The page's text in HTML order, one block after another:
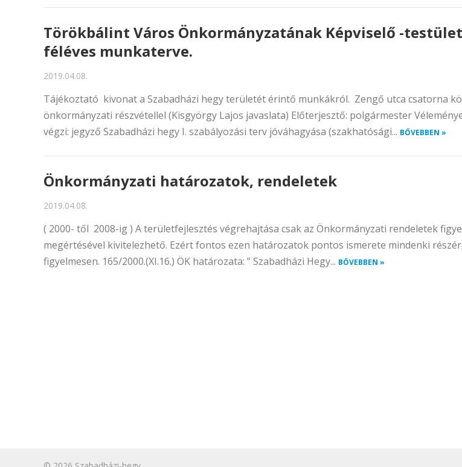
Törökbálint Város Önkormányzatának Képviselő -
féléves munkaterve.
2019.04.08.
Tájékoztató kivonat a Szabadházi hegy területét érintő munkákról. Zengő utca csatorna
önkormányzati részvétellel (Kisgyörgy Lajos javaslata) Előterjesztő: polgármester
végzi: jegyző Szabadházi hegy I. szabályozási terv jóváhagyása (szakhatósági... BŐVEBBEN »
Önkormányzati határozatok, rendeletek
2019.04.08.
( 2000- től 2008-ig ) A területfejlesztés végrehajtása csak az Önkormányzati rendeletek
megértésével kivitelezhető. Ezért fontos ezen határozatok pontos ismerete mindenki
figyelmesen. 165/2000.(XI.16.) ÖK határozata: ” Szabadházi Hegy... BŐVEBBEN »